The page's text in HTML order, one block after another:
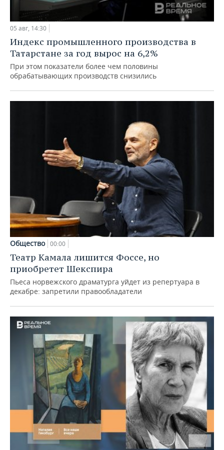
05 авг, 14:30
Индекс промышленного производства в
Татарстане за год вырос на 6,2%
При этом показатели более чем половины
обрабатывающих производств снизились
Общество 00:00
Театр Камала лишится Фоссе, но
приобретет Шекспира
Пьеса норвежского драматурга уйдет из репертуара в
декабре: запретили правообладатели